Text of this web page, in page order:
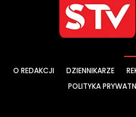
O REDAKCJI DZIENNIKARZE
POLITYKA